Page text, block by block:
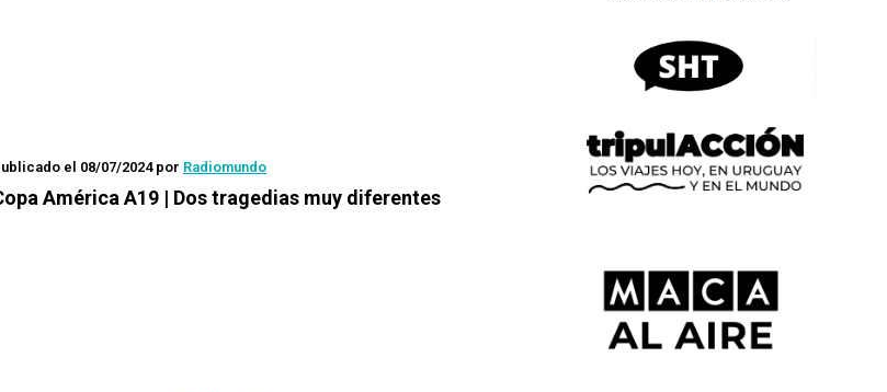
el 08/07/2024por Radiomundo
América A19 | Dos tragedias muy diferentes